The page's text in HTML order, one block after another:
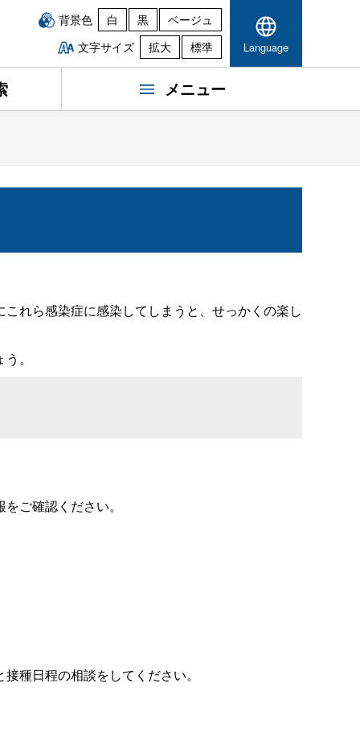
背景色 白 黒
ベージュ
文字サイズ
拡大 標準 Language
メニュー
れら感染症に感染してしまうと、せっかくの楽し
。
ご確認ください。
種日程の相談をしてください。